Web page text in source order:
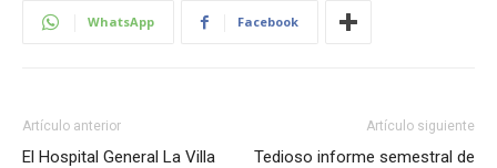
WhatsApp Facebook
Artículo anterior
El Hospital General La Villa
Artículo siguiente
Tedioso informe semestral de